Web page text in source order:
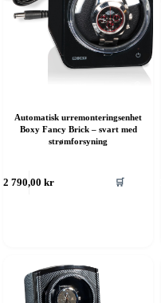
Automatisk urremonteringsenhet
Boxy Fancy Brick – svart med
strømforsyning
2 790,00kr 🛒